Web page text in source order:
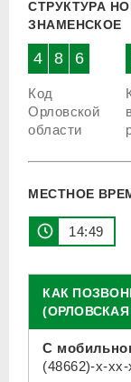
СТРУКТУРА
ЗНАМЕНСКОЕ
4 8 6
Код
Орловской
области
МЕСТНОЕ
14 49
КАК
С
(48662)-x-xx-